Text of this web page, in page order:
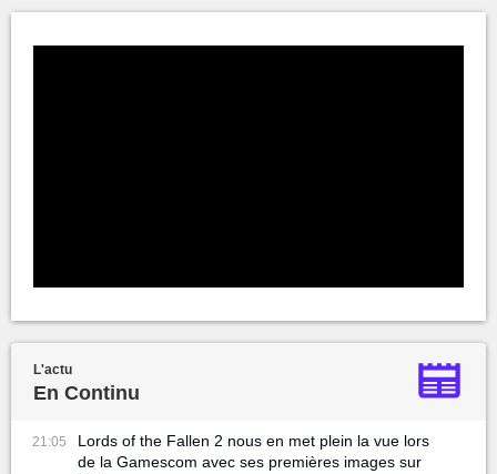
L'actu
En Continu
21:05
Lords of the Fallen 2 nous en met plein la vue lors
de la Gamescom avec ses premières images sur